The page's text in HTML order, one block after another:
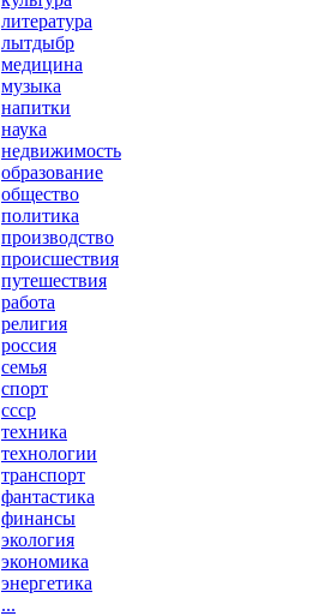
литература
лытдыбр
медицина
музыка
напитки
наука
недвижимость
образование
общество
политика
производство
происшествия
путешествия
работа
религия
россия
семья
спорт
ссср
техника
технологии
транспорт
фантастика
финансы
экология
экономика
энергетика
...